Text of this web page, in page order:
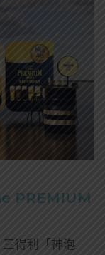
PREMIUM
得利「神泡